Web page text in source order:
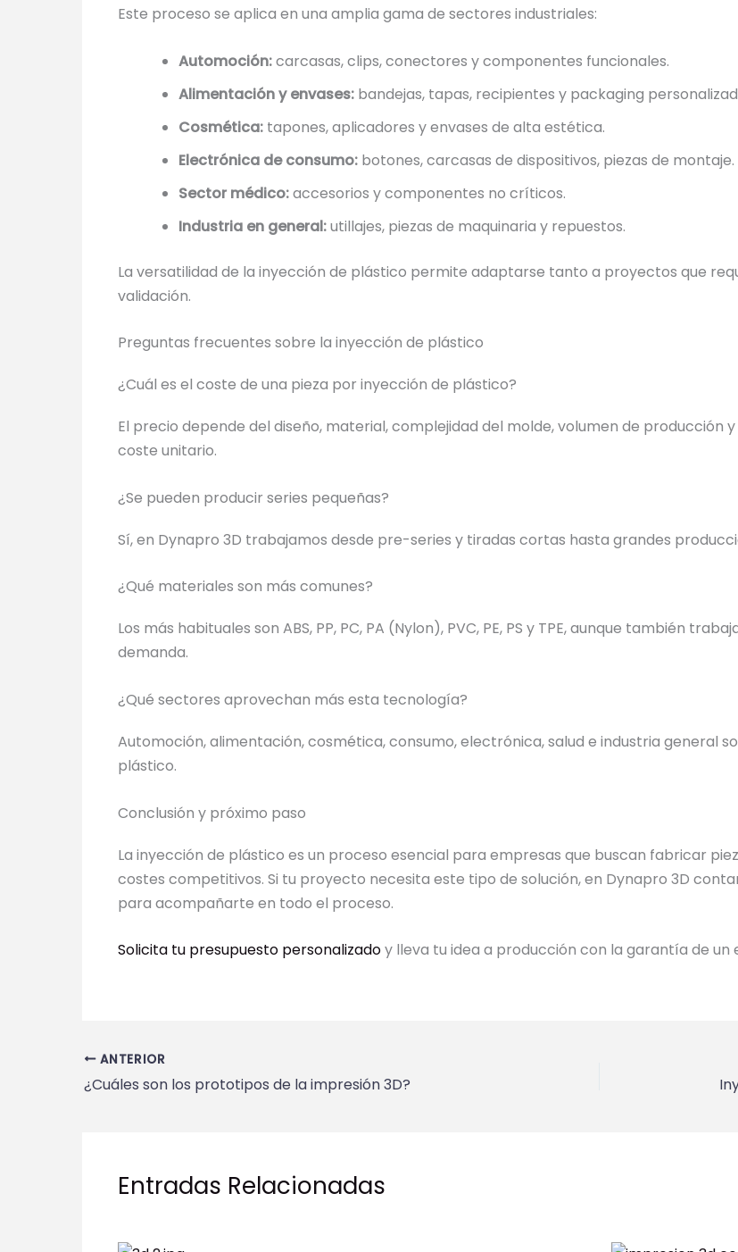
Este proceso se aplica en una amplia gama de sectores industriales:
Automoción:carcasas, clips, conectores y componentes funcionales.
Alimentación y envases: bandejas, tapas, recipientes y packaging
Cosmética: tapones, aplicadores y envases de alta estética.
Electrónica de consumo: botones, carcasas de dispositivos, piezas de montaje.
Sector médico:accesorios y componentes no críticos.
Industria en general:utillajes, piezas de maquinaria y repuestos.
La versatilidad de la inyección de plástico permite adaptarse tanto a proyectos que
validación.
Preguntas frecuentes sobre la inyección de plástico
¿Cuál es el coste de una pieza por inyección de plástico?
El precio depende del diseño, material, complejidad del molde, volumen de producción
coste unitario.
¿Se pueden producir series pequeñas?
Sí, en Dynapro 3D trabajamos desde pre-series y tiradas cortas hasta grandes
¿Qué materiales son más comunes?
Los más habituales son ABS, PP, PC, PA (Nylon), PVC, PE, PS y TPE, aunque también
demanda.
¿Qué sectores aprovechan más esta tecnología?
Automoción, alimentación, cosmética, consumo, electrónica, salud e industria general
plástico.
Conclusión y próximo paso
La inyección de plástico es un proceso esencial para empresas que buscan fabricar
costes competitivos. Si tu proyecto necesita este tipo de solución, en Dynapro 3D
para acompañarte en todo el proceso.
Solicita tu presupuesto personalizadoy lleva tu idea a producción con la garantía de un
ANTERIOR
¿Cuáles son los prototipos de la impresión 3D?
Entradas Relacionadas